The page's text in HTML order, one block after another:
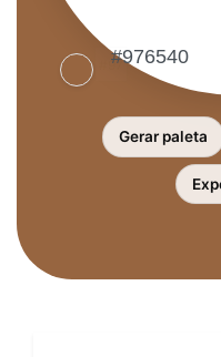
Gerar paleta